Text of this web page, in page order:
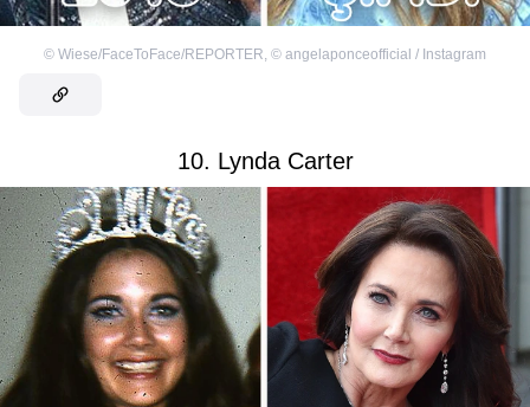
© Wiese/FaceToFace/REPORTER, © angelaponceofficial / Instagram
10. Lynda Carter